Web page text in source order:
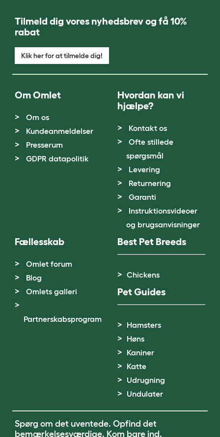
Tilmeld dig vores nyhedsbrev og få 10%
rabat
Klik her for at tilmelde dig!
Om Omlet
Om os
Kundeanmeldelser
Presserum
GDPR datapolitik
Hvordan kan vi
hjælpe?
Kontakt os
Ofte stillede
spørgsmål
Levering
Returnering
Garanti
Instruktionsvideoer
og brugsanvisninger
Fællesskab
Omlet forum
Blog
Omlets galleri
Partnerskabsprogram
Best Pet Breeds
Chickens
Pet Guides
Hamsters
Høns
Kaniner
Katte
Udrugning
Undulater
Spørg om det uventede. Opfind det
bemærkelsesværdige. Kom bare ind.